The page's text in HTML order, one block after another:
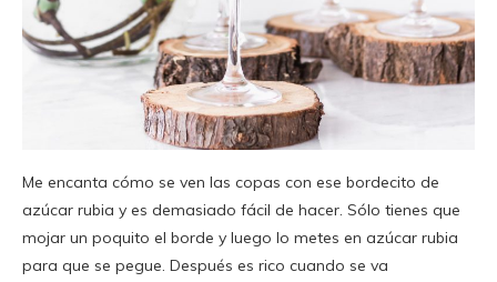
Me encanta cómo se ven las copas con ese bordecito de
azúcar rubia y es demasiado fácil de hacer. Sólo tienes que
mojar un poquito el borde y luego lo metes en azúcar rubia
para que se pegue. Después es rico cuando se va